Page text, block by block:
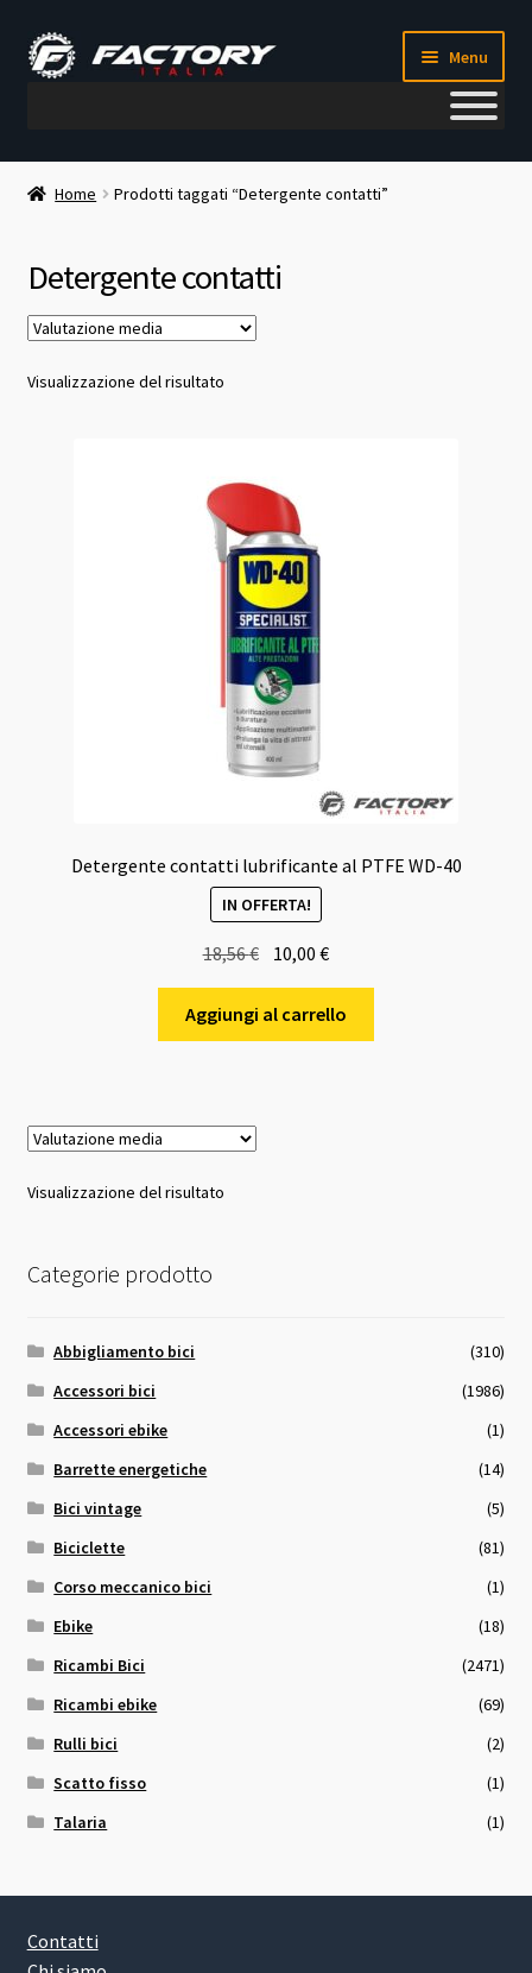
Vai
alla
Vai
al
Menu
Il mio account
Chi siamo
Home Prodotti taggati “Detergente contatti”
Detergente contatti
Visualizzazione del risultato
Detergente contatti lubrificante al PTFE WD-40
IN OFFERTA!
18,56€
originale
era:
10,00€Il
attuale
è:
Aggiungi al carrello
Visualizzazione del risultato
Categorie prodotto
Abbigliamento bici
(310)
Accessori bici
(1986)
Accessori ebike
(1)
Barrette energetiche
(14)
Bici vintage
(5)
Biciclette
(81)
Corso meccanico bici
(1)
Ebike
(18)
Ricambi Bici
(2471)
Ricambi ebike
(69)
Rulli bici
(2)
Scatto fisso
(1)
Talaria
(1)
Contatti